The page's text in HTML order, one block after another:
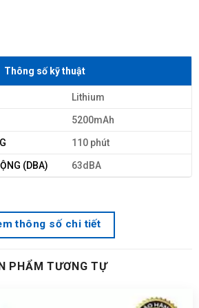
Thông số kỹ thuật
Lithium
5200mAh
110 phút
(DBA) 63dBA
thông số chi tiết
PHẨM TƯƠNG TỰ